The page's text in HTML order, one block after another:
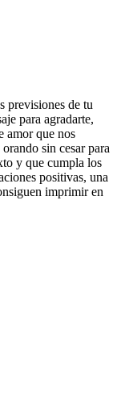
previsiones de tu
para agradarte,
amor que nos
sin cesar para
y que cumpla los
positivas, una
imprimir en